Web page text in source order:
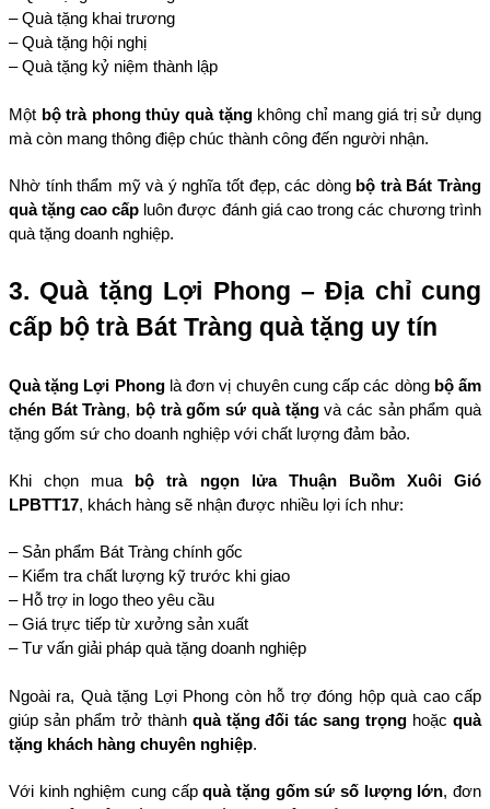
– Quà tặng khai trương
– Quà tặng hội nghị
– Quà tặng kỷ niệm thành lập
Một bộ trà phong thủy quà tặng không chỉ mang giá trị sử dụng
mà còn mang thông điệp chúc thành công đến người nhận.
Nhờ tính thẩm mỹ và ý nghĩa tốt đẹp, các dòng bộ trà Bát Tràng
quà tặng cao cấp luôn được đánh giá cao trong các chương trình
quà tặng doanh nghiệp.
3. Quà tặng Lợi Phong – Địa chỉ cung
cấp bộ trà Bát Tràng quà tặng uy tín
Quà tặng Lợi Phong là đơn vị chuyên cung cấp các dòng bộ ấm
chén Bát Tràng, bộ trà gốm sứ quà tặng và các sản phẩm quà
tặng gốm sứ cho doanh nghiệp với chất lượng đảm bảo.
Khi chọn mua
bộ trà ngọn lửa Thuận Buồm Xuôi Gió
LPBTT17, khách hàng sẽ nhận được nhiều lợi ích như:
– Sản phẩm Bát Tràng chính gốc
– Kiểm tra chất lượng kỹ trước khi giao
– Hỗ trợ in logo theo yêu cầu
– Giá trực tiếp từ xưởng sản xuất
– Tư vấn giải pháp quà tặng doanh nghiệp
Ngoài ra, Quà tặng Lợi Phong còn hỗ trợ đóng hộp quà cao cấp
giúp sản phẩm trở thành quà tặng đối tác sang trọng hoặc quà
tặng khách hàng chuyên nghiệp.
Với kinh nghiệm cung cấp quà tặng gốm sứ số lượng lớn, đơn